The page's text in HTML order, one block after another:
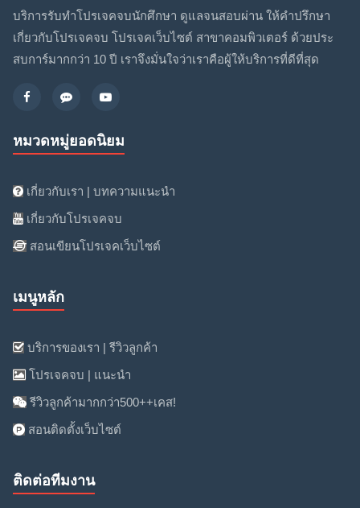
บริการรับทำโปรเจคจบนักศึกษา ดูแลจนสอบผ่าน ให้คำปรึกษา
เกี่ยวกับโปรเจคจบ โปรเจคเว็บไซต์ สาขาคอมพิวเตอร์ ด้วยประ
สบการ์มากกว่า 10 ปี เราจึงมั่นใจว่าเราคือผู้ให้บริการที่ดีที่สุด
หมวดหมู่ยอดนิยม
เกี่ยวกับเรา | บทความแนะนำ
เกี่ยวกับโปรเจคจบ
สอนเขียนโปรเจคเว็บไซต์
เมนูหลัก
บริการของเรา | รีวิวลูกค้า
โปรเจคจบ | แนะนำ
รีวิวลูกค้ามากกว่า500++เคส!
สอนติดตั้งเว็บไซต์
ติดต่อทีมงาน